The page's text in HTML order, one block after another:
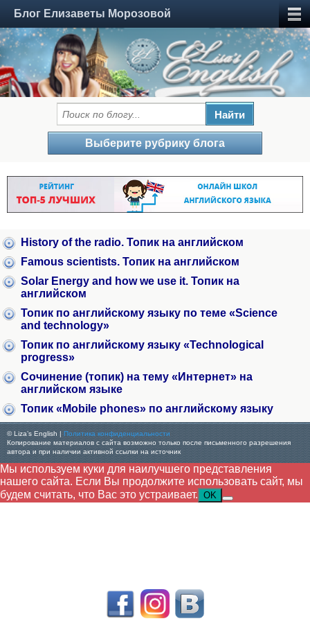
Блог Елизаветы Морозовой
Выберите рубрику блога
History of the radio. Топик на английском
Famous scientists. Топик на английском
Solar Energy and how we use it. Топик на
английском
Топик по английскому языку по теме «Science
and technology»
Топик по английскому языку «Technological
progress»
Сочинение (топик) на тему «Интернет» на
английском языке
Топик «Mobile phones» по английскому языку
© Liza’s English | Политика конфиденциальности
Копирование материалов с сайта возможно только после письменного разрешения
автора и при наличии активной ссылки на источник
Мы используем куки для наилучшего представления
нашего сайта. Если Вы продолжите использовать сайт, мы
будем считать, что Вас это устраивает. OK